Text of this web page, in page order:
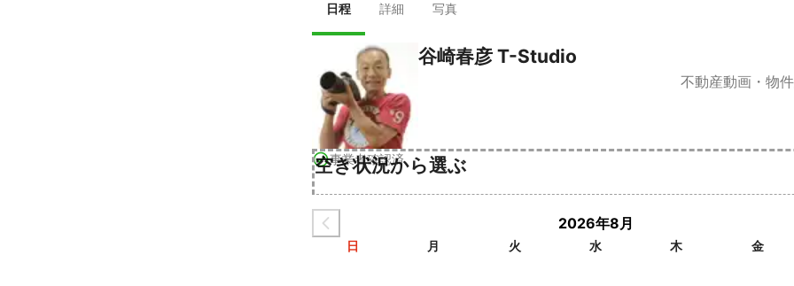
日程 詳細 写真
事業者確認済
谷崎春彦 T-Studio
不動産動画・物
空き状況から選ぶ
2026年8月
日 月 火 水 木 金